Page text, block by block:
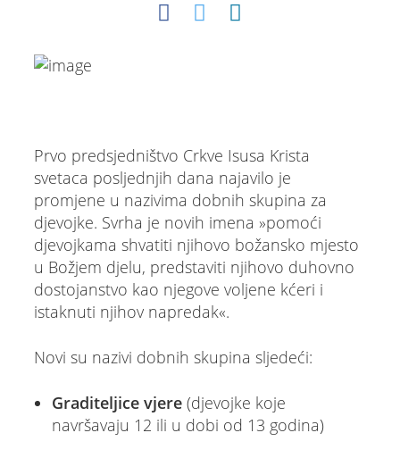
Prvo predsjedništvo Crkve Isusa Krista
svetaca posljednjih dana najavilo je
promjene u nazivima dobnih skupina za
djevojke. Svrha je novih imena »pomoći
djevojkama shvatiti njihovo božansko mjesto
u Božjem djelu, predstaviti njihovo duhovno
dostojanstvo kao njegove voljene kćeri i
istaknuti njihov napredak«.
Novi su nazivi dobnih skupina sljedeći:
Graditeljice vjere(djevojke koje
navršavaju 12 ili u dobi od 13 godina)